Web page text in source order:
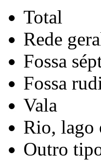
Total
Rede
Fossa
Fossa
Vala
Rio, lago
Outro